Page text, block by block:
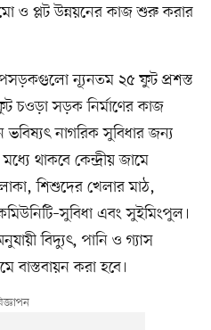
ও প্লট উন্নয়নের কাজ শুরু করার
ন্যূনতম ২৫ ফুট প্রশস্ত
চওড়া সড়ক নির্মাণের কাজ
ভবিষ্যৎ নাগরিক সুবিধার জন্য
থাকবে কেন্দ্রীয় জামে
শিশুদের খেলার মাঠ,
এবং সুইমিংপুল।
বিদ্যুৎ, পানি ও গ্যাস
বাস্তবায়ন করা হবে।